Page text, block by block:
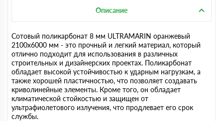
Описание
Сотовый поликарбонат 8 мм ULTRAMARIN оранжевый
2100х6000 мм - это прочный и легкий материал, который
отлично подходит для использования в различных
строительных и дизайнерских проектах. Поликарбонат
обладает высокой устойчивостью к ударным нагрузкам, а
также хорошей пластичностью, что позволяет создавать
криволинейные элементы. Кроме того, он обладает
климатической стойкостью и защищен от
ультрафиолетового излучения, что продлевает его срок
службы.